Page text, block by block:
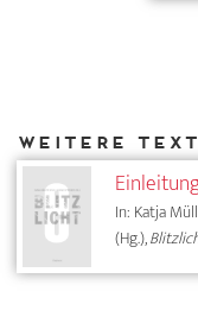
In: Katja
(Hg.),